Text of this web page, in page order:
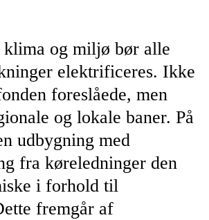
og miljø bør alle
elektrificeres. Ikke
foreslåede, men
og lokale baner. På
udbygning med
fra køreledninger den
i forhold til
fremgår af